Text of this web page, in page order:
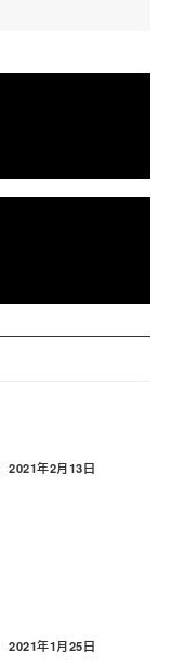
投稿日
2021年2月13日
投稿日
2021年1月25日